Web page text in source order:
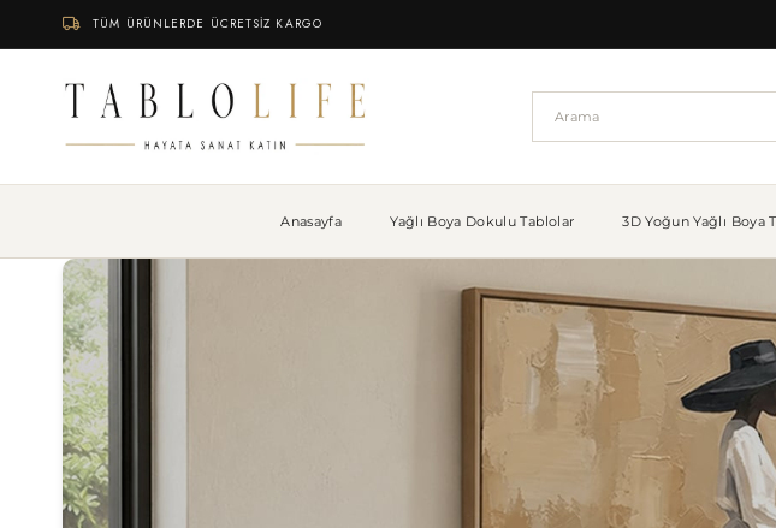
TÜM ÜRÜNLERDE ÜCRETSİZ KARGO
Anasayfa Yağlı Boya Dokulu Tablolar 3D Yoğun Yağlı Boya